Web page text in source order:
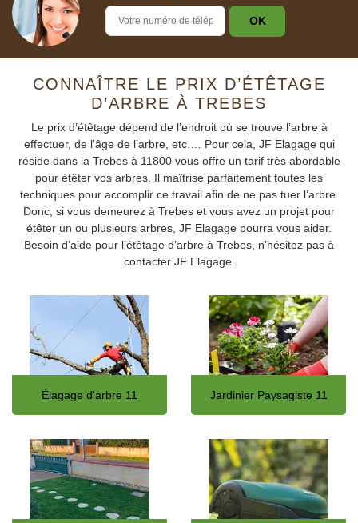
CONNAÎTRE LE PRIX D’ÉTÊTAGE
D’ARBRE À TREBES
Le prix d’étêtage dépend de l’endroit où se trouve l’arbre à
effectuer, de l’âge de l’arbre, etc.… Pour cela, JF Elagage qui
réside dans la Trebes à 11800 vous offre un tarif très abordable
pour étêter vos arbres. Il maîtrise parfaitement toutes les
techniques pour accomplir ce travail afin de ne pas tuer l’arbre.
Donc, si vous demeurez à Trebes et vous avez un projet pour
étêter un ou plusieurs arbres, JF Elagage pourra vous aider.
Besoin d’aide pour l’étêtage d’arbre à Trebes, n’hésitez pas à
contacter JF Elagage.
Élagage d'arbre 11 Jardinier Paysagiste 11